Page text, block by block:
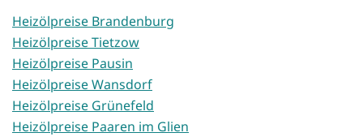
Heizölpreise Brandenburg
Heizölpreise Tietzow
Heizölpreise Pausin
Heizölpreise Wansdorf
Heizölpreise Grünefeld
Heizölpreise Paaren im Glien